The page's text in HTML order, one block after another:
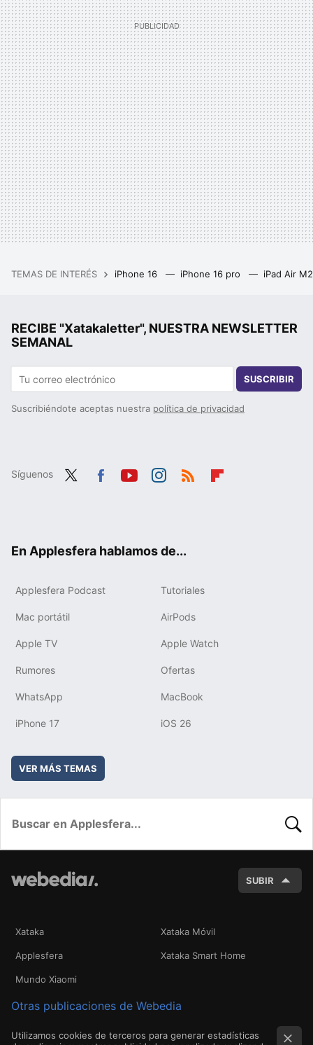
TEMAS DE INTERÉS iPhone 16 iPhone 16 pro iPad Air
RECIBE "Xatakaletter", NUESTRA NEWSLETTER
SEMANAL
SUSCRIBIR
Suscribiéndote aceptas nuestra política de privacidad
Síguenos
En Applesfera hablamos de...
Applesfera Podcast Tutoriales
Mac portátil AirPods
Apple TV Apple Watch
Rumores Ofertas
WhatsApp MacBook
iPhone 17 iOS 26
VER MÁS TEMAS
SUBIR
Xataka Xataka Móvil
Applesfera Xataka Smart Home
Mundo Xiaomi
Otras publicaciones de Webedia
Utilizamos cookies de terceros para generar estadísticas